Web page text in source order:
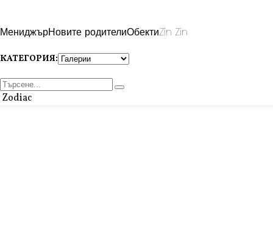
МениджърНовите родителиОбектиZin Zin
КАТЕГОРИЯ:
Zodiac